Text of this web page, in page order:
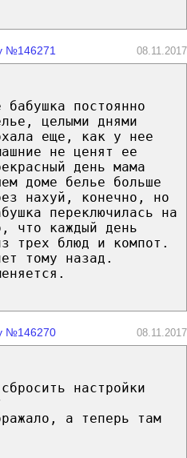
№146271 08.11.2017
постоянно
целыми днями
еще, как у нее
не ценят ее
день мама
доме белье больше
нахуй, конечно, но
переключилась на
что каждый день
трех блюд и компот.
тому назад.
№146270 08.11.2017
настройки
а теперь там